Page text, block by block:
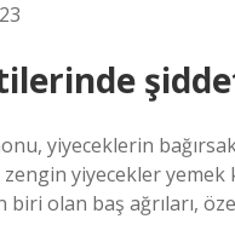
yiyeceklerin
yiyecekler yemek
biri olan baş ağrıları,